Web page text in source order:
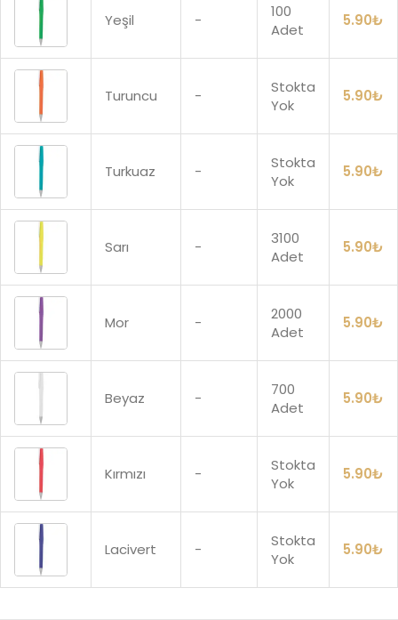
Yeşil -
100
Adet
5.90₺
Turuncu -
Stokta
Yok
5.90₺
Turkuaz -
Stokta
Yok
5.90₺
Sarı -
3100
Adet
5.90₺
Mor -
2000
Adet
5.90₺
Beyaz -
700
Adet
5.90₺
Kırmızı -
Stokta
Yok
5.90₺
Lacivert -
Stokta
Yok
5.90₺